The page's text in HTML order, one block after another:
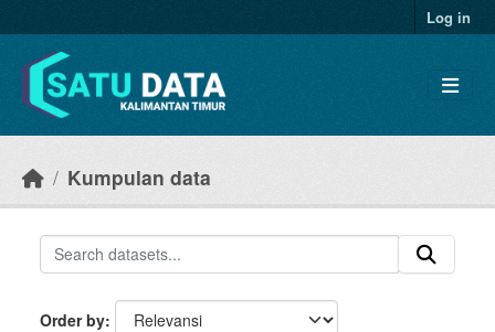
Log in
Kumpulan data
Order by